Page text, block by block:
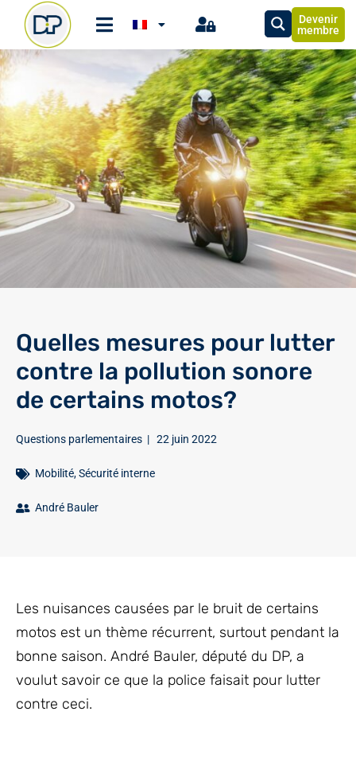
Devenir
membre
Quelles mesures pour lutter
contre la pollution sonore
de certains motos?
Questions parlementaires | 22 juin 2022
Mobilité,Sécurité interne
André Bauler
Les nuisances causées par le bruit de certains
motos est un thème récurrent, surtout pendant la
bonne saison. André Bauler, député du DP, a
voulut savoir ce que la police faisait pour lutter
contre ceci.